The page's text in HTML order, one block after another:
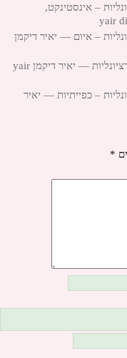
– אינסטינקט,
– איום — יאיר דיקמן
הלקסיקון החסר* לחתירה לרציונליות — יאיר דיקמן yair
– כפייתיות — יאיר
*